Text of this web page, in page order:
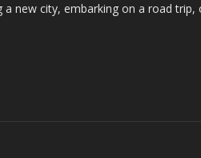
new city, embarking on a road